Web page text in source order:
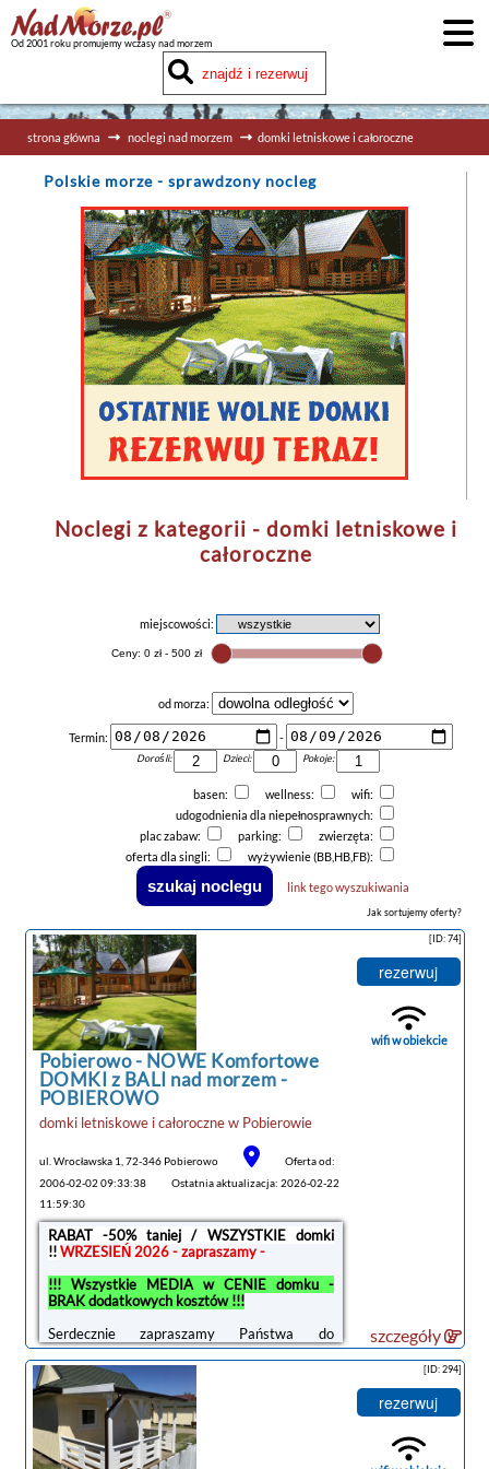
Od 2001 roku promujemy wczasy nad morzem
strona główna noclegi nad morzem domki letniskowe i całoroczne
Polskie morze - sprawdzony nocleg
Noclegi z kategorii - domki letniskowe i
całoroczne
miejscowości:
od morza:
Termin: -
Dorośli: Dzieci: Pokoje:
basen: wellness:
wifi:
udogodnienia dla niepełnosprawnych:
plac zabaw:
parking:
zwierzęta:
oferta dla singli:
wyżywienie (BB,HB,FB):
link tego wyszukiwania
Jak sortujemy oferty?
tanie noclegi
Pobierowo - NOWE Komfortowe
DOMKI z BALI nad morzem -
POBIEROWO
domki letniskowe i całorocznew Pobierowie
ul. Wrocławska 1, 72-346 Pobierowo
Oferta od:
2006-02-02 09:33:38
Ostatnia aktualizacja: 2026-02-22
11:59:30
RABAT -50% taniej / WSZYSTKIE domki
!!WRZESIEŃ 2026 - zapraszamy -
!!! Wszystkie MEDIA w CENIE domku -
BRAK dodatkowych kosztów !!!
Serdecznie zapraszamy Państwa do
wypoczynku. Nasze domki zlokalizowane są
w centralnej części Pobierowa. Niezwykłość
położenia pozwala spędzić urlop w pięknym
zielonym otoczeniu sosnowych lasów, a
zarazem mieć kilka kroków do szerokiej
piaszczystej plaży 250m...
Oddajemy do dyspozycji
[ID: 74]
rezerwuj
wifi w obiekcie
szczegóły
[ID: 294]
rezerwuj